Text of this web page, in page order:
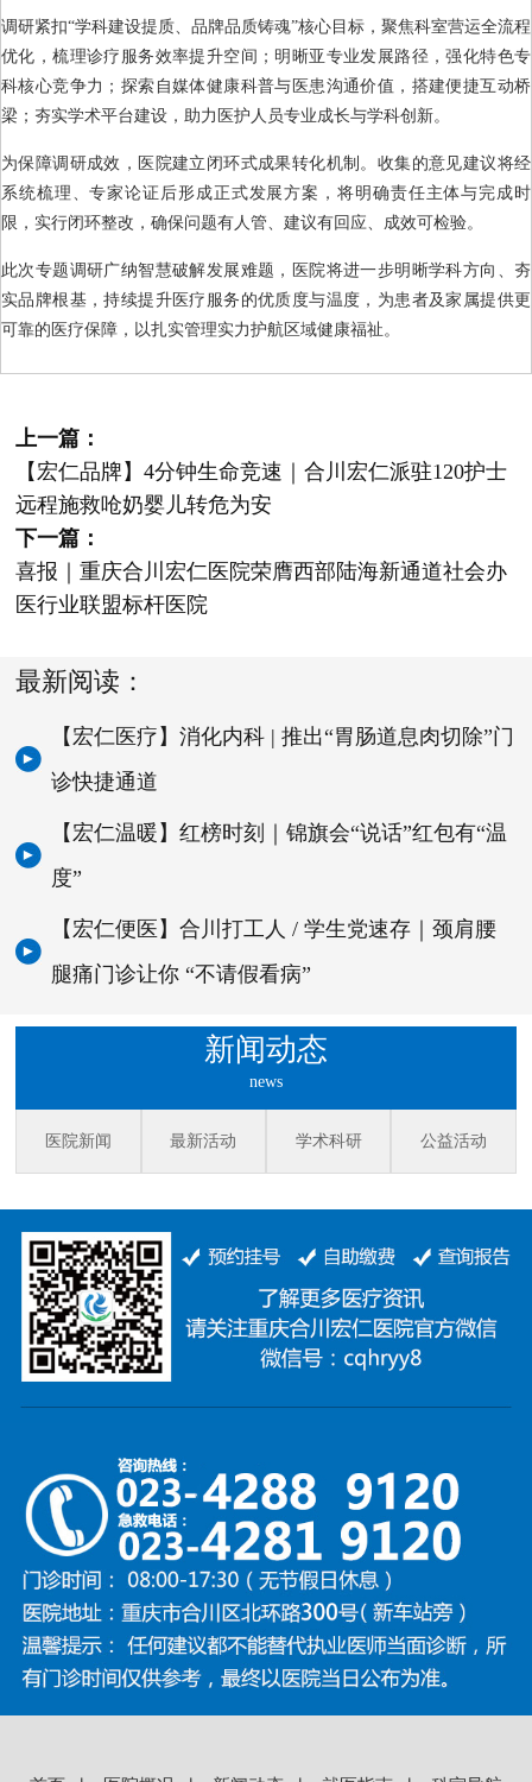
调研紧扣“学科建设提质、品牌品质铸魂”核心目标，聚焦科室营运全流程
优化，梳理诊疗服务效率提升空间；明晰亚专业发展路径，强化特色专
科核心竞争力；探索自媒体健康科普与医患沟通价值，搭建便捷互动桥
梁；夯实学术平台建设，助力医护人员专业成长与学科创新。
为保障调研成效，医院建立闭环式成果转化机制。收集的意见建议将经
系统梳理、专家论证后形成正式发展方案，将明确责任主体与完成时
限，实行闭环整改，确保问题有人管、建议有回应、成效可检验。
此次专题调研广纳智慧破解发展难题，医院将进一步明晰学科方向、夯
实品牌根基，持续提升医疗服务的优质度与温度，为患者及家属提供更
可靠的医疗保障，以扎实管理实力护航区域健康福祉。
上一篇：
【宏仁品牌】4分钟生命竞速｜合川宏仁派驻120护士
远程施救呛奶婴儿转危为安
下一篇：
喜报｜重庆合川宏仁医院荣膺西部陆海新通道社会办
医行业联盟标杆医院
最新阅读：
【宏仁医疗】消化内科 | 推出“胃肠道息肉切除”门
诊快捷通道
【宏仁温暖】红榜时刻｜锦旗会“说话”红包有“温
度”
【宏仁便医】合川打工人 / 学生党速存｜颈肩腰
腿痛门诊让你 “不请假看病”
新闻动态
news
医院新闻 最新活动 学术科研 公益活动